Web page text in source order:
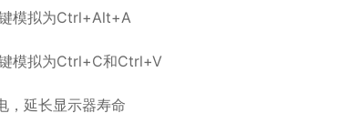
模拟为Ctrl+Alt+A
模拟为Ctrl+C和Ctrl+V
，延长显示器寿命